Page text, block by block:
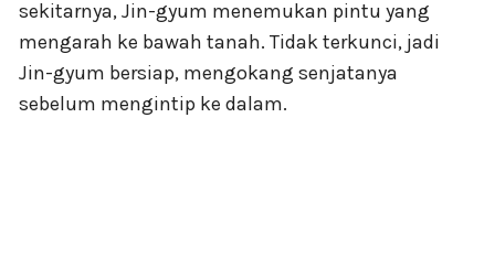
sekitarnya, Jin-gyum menemukan pintu yang
mengarah ke bawah tanah. Tidak terkunci, jadi
Jin-gyum bersiap, mengokang senjatanya
sebelum mengintip ke dalam.